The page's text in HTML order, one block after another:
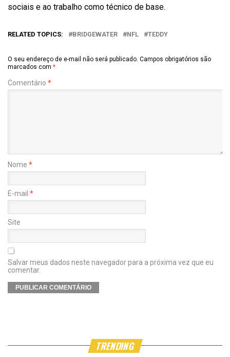
sociais e ao trabalho como técnico de base.
RELATED TOPICS: BRIDGEWATER NFL TEDDY
O seu endereço de e-mail não será publicado. Campos obrigatórios são
marcados com *
Comentário *
Nome *
E-mail *
Site
Salvar meus dados neste navegador para a próxima vez que eu
comentar.
TRENDING